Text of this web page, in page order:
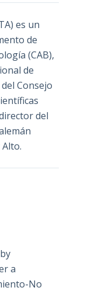
es un
de
(CAB),
de
Consejo
del
a
No